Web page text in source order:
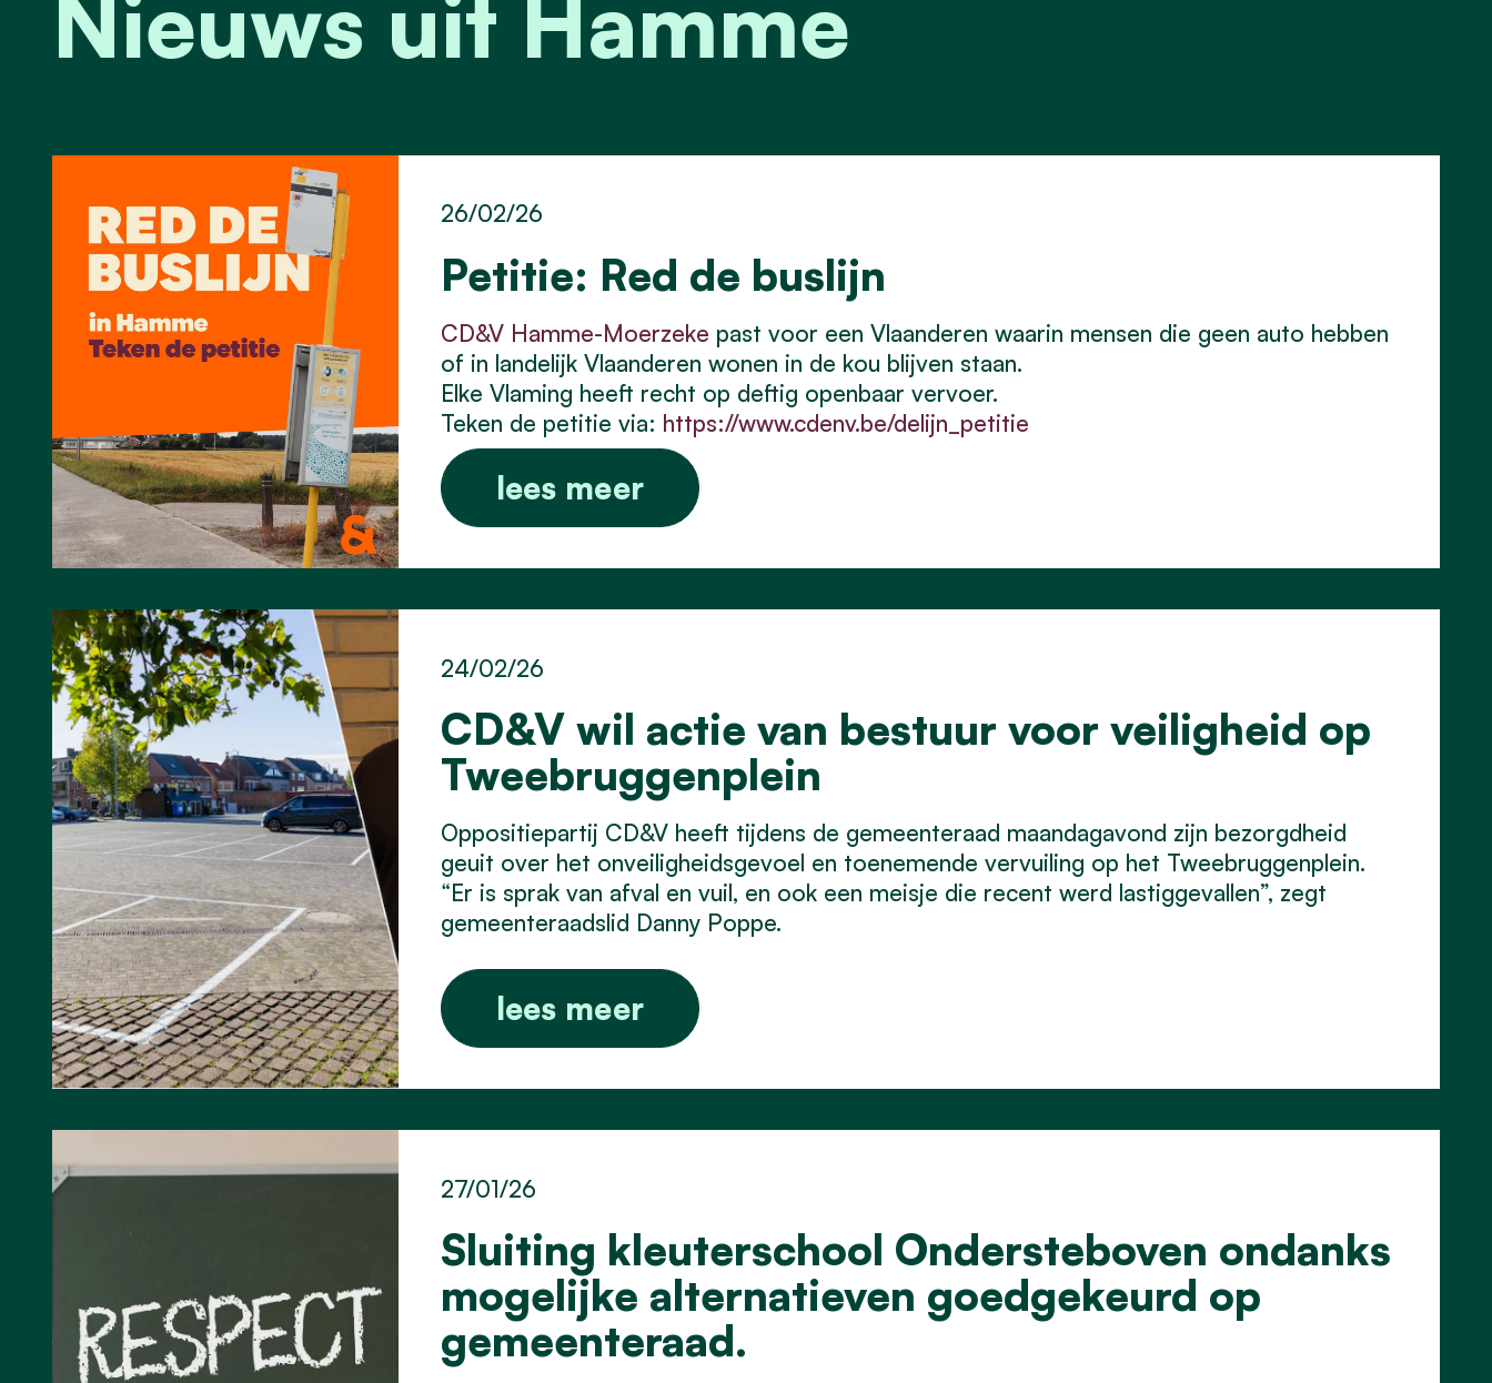
Nieuws uit Hamme
Petitie: Red de buslijn
26/02/26
CD&V Hamme-Moerzeke past voor een Vlaanderen waarin mensen die geen auto hebben
of in landelijk Vlaanderen wonen in de kou blijven staan.
Elke Vlaming heeft recht op deftig openbaar vervoer.
Teken de petitie via: https://www.cdenv.be/delijn_petitie
lees meer
CD&V wil actie van bestuur voor veiligheid op
Tweebruggenplein
24/02/26
Oppositiepartij CD&V heeft tijdens de gemeenteraad maandagavond zijn bezorgdheid
geuit over het onveiligheidsgevoel en toenemende vervuiling op het Tweebruggenplein.
“Er is sprak van afval en vuil, en ook een meisje die recent werd lastiggevallen”, zegt
gemeenteraadslid Danny Poppe.
lees meer
Sluiting kleuterschool Ondersteboven ondanks
mogelijke alternatieven goedgekeurd op
gemeenteraad.
27/01/26